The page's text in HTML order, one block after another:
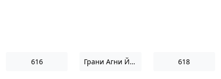
616 Грани Агни Йоги 1955 618